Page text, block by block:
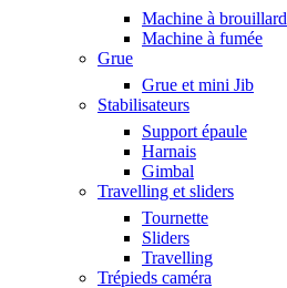
Machine à brouillard
Machine à fumée
Grue
Grue et mini Jib
Stabilisateurs
Support épaule
Harnais
Gimbal
Travelling et sliders
Tournette
Sliders
Travelling
Trépieds caméra